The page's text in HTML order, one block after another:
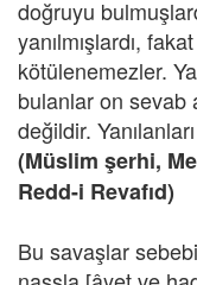
doğruyu
yanılmışlardı,
kötülenemezler.
bulanlar on sevab
değildir.
(Müslim şerhi,
Redd-i Revafıd)
Bu savaşlar